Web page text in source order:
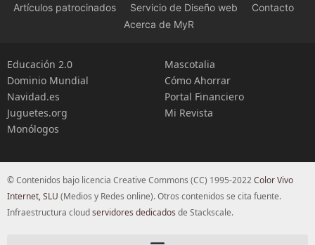
Artículos patrocinados Servicio de Diseño web
Contacto
Acerca de MyR
Educación 2.0
Dominio Mundial
Navidad.es
Juguetes.org
Monólogos
Mascotalia
Cómo Ahorrar
Portal Financiero
Mi Revista
© Contenidos bajo licencia Creative Commons (CC) 1995-2022Color Vivo
Internet, SLU (Medios y Redes online). Otros contenidos se cita fuente.
Infraestructura cloudservidores dedicados de Stackscale.